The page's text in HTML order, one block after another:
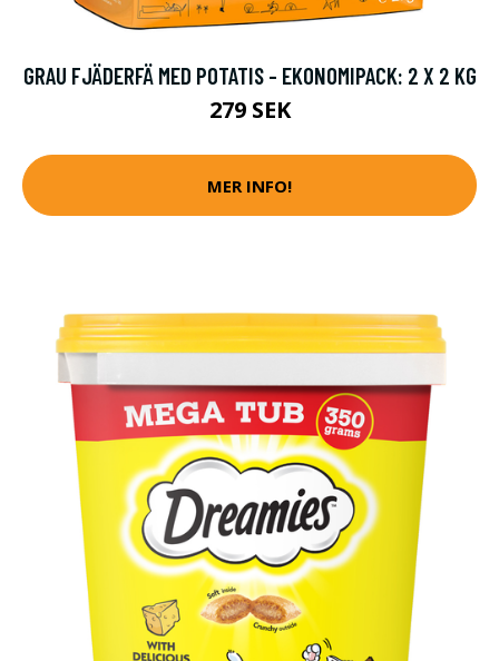
GRAU FJÄDERFÄ MED POTATIS - EKONOMIPACK: 2 X 2 KG
279 SEK
MER INFO!